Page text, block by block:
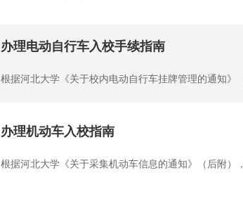
办理电动自行车入校手续指南
根据河北大学《关于校内电动自行车挂牌管理的通知
办理机动车入校指南
根据河北大学《关于采集机动车信息的通知》（后附